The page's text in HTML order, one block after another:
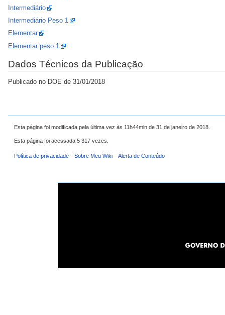
Intermediário
Intermediário Peso 1
Elementar
Elementar peso 1
Dados Técnicos da Publicação
Publicado no DOE de 31/01/2018
Esta página foi modificada pela última vez às 11h44min de 31 de janeiro de 2018.
Esta página foi acessada 5 317 vezes.
Política de privacidade Sobre Meu Wiki Alerta de Conteúdo